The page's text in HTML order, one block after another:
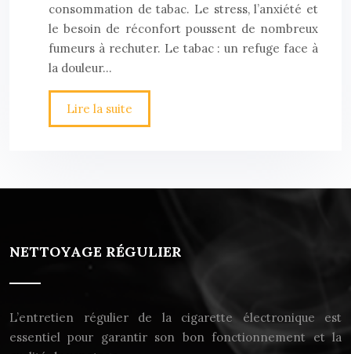
consommation de tabac. Le stress, l’anxiété et
le besoin de réconfort poussent de nombreux
fumeurs à rechuter. Le tabac : un refuge face à
la douleur…
Lire la suite
NETTOYAGE RÉGULIER
L’entretien régulier de la cigarette électronique est
essentiel pour garantir son bon fonctionnement et la